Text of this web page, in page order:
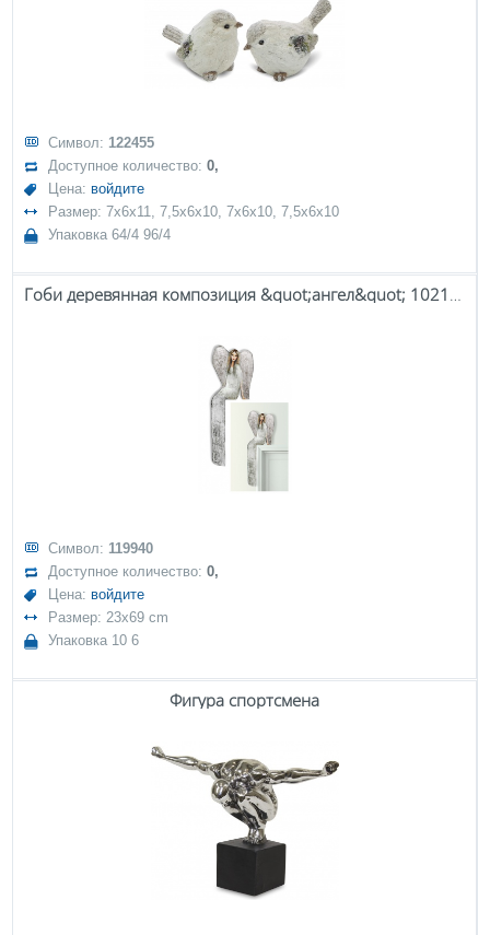
Символ: 122455
Доступное количество:0,
Цена: войдите
Размер: 7x6x11, 7,5x6x10, 7x6x10, 7,5x6x10
Упаковка 64/4 96/4
Гоби деревянная композиция &quot;ангел&quot; 102116
Символ: 119940
Доступное количество:0,
Цена: войдите
Размер: 23x69 cm
Упаковка 10 6
Фигура спортсмена